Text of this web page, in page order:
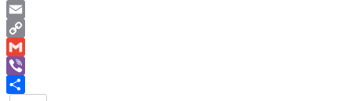
WhatsApp
Email
Copy
Link
Gmail
Viber